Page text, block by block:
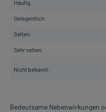
Häufig:
Gelegentlich:
Selten:
Sehr selten:
Nicht bekannt:
Bedeutsame Nebenwirkungen